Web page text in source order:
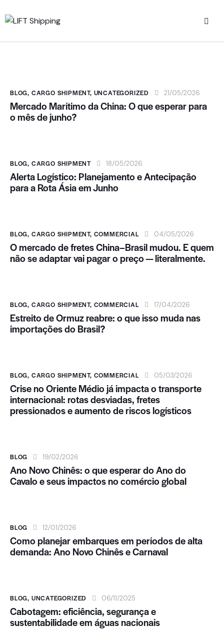
BLOG, CARGO SHIPMENT, UNCATEGORIZED 21/05/2026
Mercado Marítimo da China: O que esperar para
o mês de junho?
BLOG, CARGO SHIPMENT 18/05/2026
Alerta Logístico: Planejamento e Antecipação
para a Rota Ásia em Junho
BLOG, CARGO SHIPMENT, COMMERCIAL 04/05/2026
O mercado de fretes China–Brasil mudou. E quem
não se adaptar vai pagar o preço — literalmente.
BLOG, CARGO SHIPMENT, COMMERCIAL 17/04/2026
Estreito de Ormuz reabre: o que isso muda nas
importações do Brasil?
BLOG, CARGO SHIPMENT, COMMERCIAL 05/03/2026
Crise no Oriente Médio já impacta o transporte
internacional: rotas desviadas, fretes
pressionados e aumento de riscos logísticos
BLOG 19/02/2026
Ano Novo Chinês: o que esperar do Ano do
Cavalo e seus impactos no comércio global
BLOG 12/01/2026
Como planejar embarques em períodos de alta
demanda: Ano Novo Chinês e Carnaval
BLOG, UNCATEGORIZED 06/11/2025
Cabotagem: eficiência, segurança e
sustentabilidade em águas nacionais